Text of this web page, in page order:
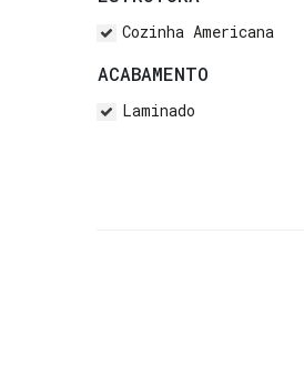
Cozinha Americana
ACABAMENTO
Laminado